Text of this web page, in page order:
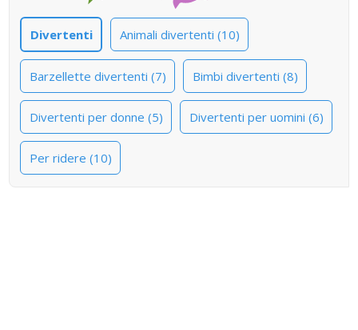
Divertenti Animali divertenti (10)
Barzellette divertenti (7) Bimbi divertenti (8)
Divertenti per donne (5) Divertenti per uomini (6)
Per ridere (10)